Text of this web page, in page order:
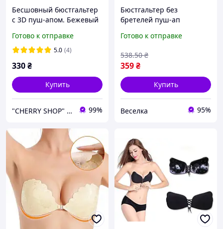
Бесшовный бюстгальтер
с 3D пуш-апом. Бежевый
Готово к отправке
5.0 (4)
330₴
Купить
"CHERRY SHOP" Косметика, женская одежда и аксессуары 99%
Бюстгальтер без
бретелей пуш-ап
вечерних выходов и
Готово к отправке
359₴
538.50 ₴
Купить
Веселка 95%